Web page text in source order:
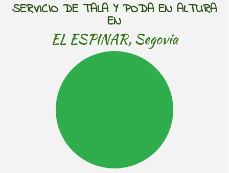
SERVICIO DE TALA Y PODA EN ALTURA
EN
EL ESPINAR, Segovia